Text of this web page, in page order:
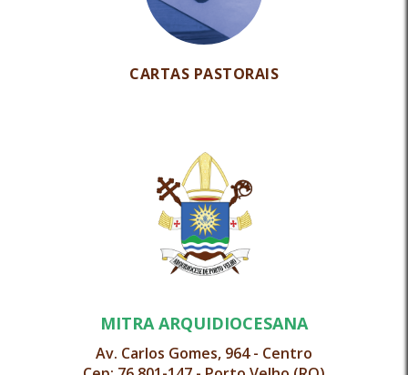
CARTAS PASTORAIS
MITRA ARQUIDIOCESANA
Av. Carlos Gomes, 964 - Centro